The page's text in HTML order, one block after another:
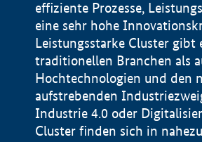
effiziente Prozesse,
eine sehr hohe
Leistungsstarke Cluster gibt
traditionellen Branchen als
Hochtechnologien und den
aufstrebenden
Industrie 4.0 oder
Cluster finden sich in